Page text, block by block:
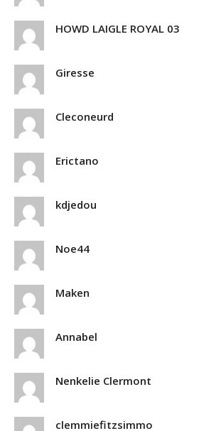
HOWD LAIGLE ROYAL 03
Giresse
Cleconeurd
Erictano
kdjedou
Noe44
Maken
Annabel
Nenkelie Clermont
clemmiefitzsimmo